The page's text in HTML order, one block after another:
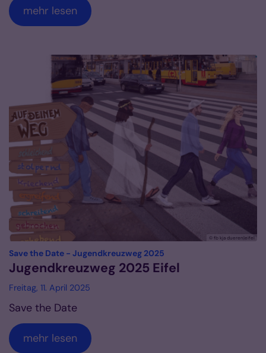
mehr lesen
© fb kja dueren|eifel
Save the Date - Jugendkreuzweg 2025
Jugendkreuzweg 2025 Eifel
Freitag, 11. April 2025
Save the Date
mehr lesen